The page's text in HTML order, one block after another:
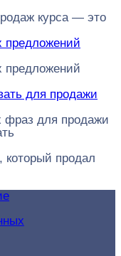
курса — это
предложений
предложений
для продажи
фраз для продажи
который продал